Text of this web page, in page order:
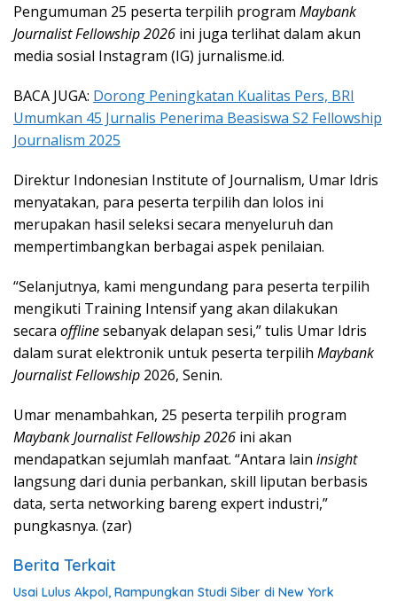
Pengumuman 25 peserta terpilih program Maybank
Journalist Fellowship 2026 ini juga terlihat dalam akun
media sosial Instagram (IG) jurnalisme.id.
BACA JUGA: Dorong Peningkatan Kualitas Pers, BRI
Umumkan 45 Jurnalis Penerima Beasiswa S2 Fellowship
Journalism 2025
Direktur Indonesian Institute of Journalism, Umar Idris
menyatakan, para peserta terpilih dan lolos ini
merupakan hasil seleksi secara menyeluruh dan
mempertimbangkan berbagai aspek penilaian.
“Selanjutnya, kami mengundang para peserta terpilih
mengikuti Training Intensif yang akan dilakukan
secara offlinesebanyak delapan sesi,” tulis Umar Idris
dalam surat elektronik untuk peserta terpilih Maybank
Journalist Fellowship 2026, Senin.
Umar menambahkan, 25 peserta terpilih program
Maybank Journalist Fellowship 2026 ini akan
mendapatkan sejumlah manfaat. “Antara lain insight
langsung dari dunia perbankan, skill liputan berbasis
data, serta networking bareng expert industri,”
pungkasnya. (zar)
Berita Terkait
Usai Lulus Akpol, Rampungkan Studi Siber di New York